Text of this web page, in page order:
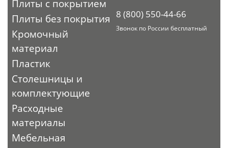
Плиты с покрытием
Плиты без покрытия
Кромочный
материал
Пластик
Столешницы и
комплектующие
Расходные
материалы
Мебельная
8 (800) 550-44-66
Звонок по России бесплатный